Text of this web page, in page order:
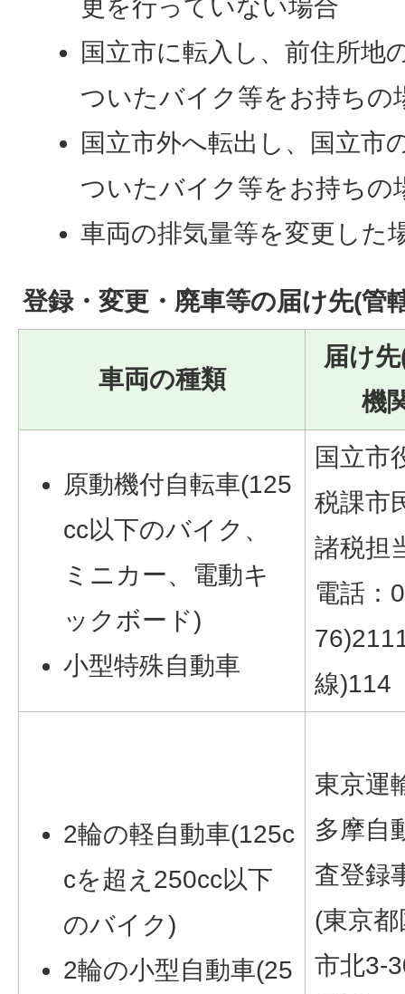
更を行っていない場合
国立市に転入し、前住所地
ついたバイク等をお持ちの
国立市外へ転出し、国立市
ついたバイク等をお持ちの
車両の排気量等を変更した
登録・変更・廃車等の届け先(管
車両の種類
届け
機
原動機付自転車(125
cc以下のバイク、
ミニカー、電動キ
ックボード)
小型特殊自動車
国立市
税課市
諸税担
電話：
線)114
2輪の軽自動車(125c
cを超え250cc以下
のバイク)
2輪の小型自動車(25
東京運
多摩自
査登録
(東京
市北3-